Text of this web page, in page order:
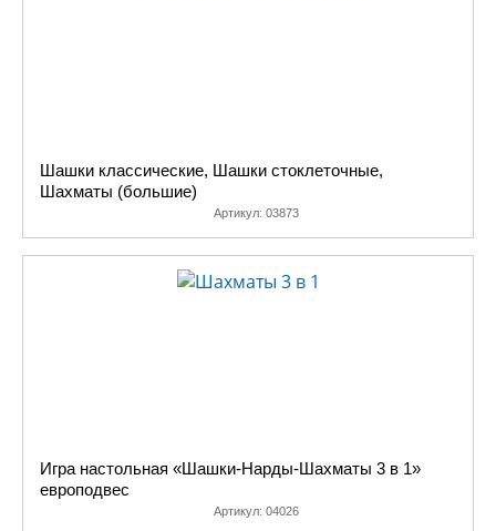
Шашки классические, Шашки стоклеточные,
Шахматы (большие)
Артикул: 03873
Игра настольная «Шашки-Нарды-Шахматы 3 в 1»
европодвес
Артикул: 04026